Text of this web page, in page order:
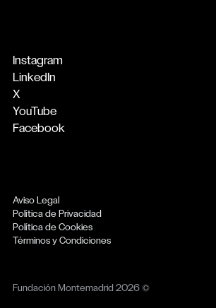
Instagram
LinkedIn
X
YouTube
Facebook
Aviso Legal
Política de Privacidad
Política de Cookies
Términos y Condiciones
Fundación Montemadrid 2026 ©